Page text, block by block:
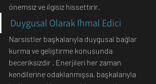
önemsiz ve ilgisiz hissettirir.
Duygusal Olarak İhmal Edici
Narsistler başkalarıyla duygusal bağlar
kurma ve geliştirme konusunda
beceriksizdir . Enerjileri her zaman
kendilerine odaklanmışsa, başkalarıyla